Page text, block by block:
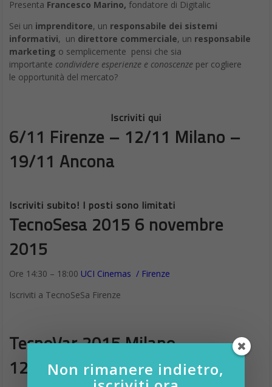
Presenta Francesco Marino, fondatore di Digitalic
Sei un imprenditore, un responsabile dei sistemi
informativi, un direttore commerciale, un responsabile
marketing o semplicemente pensi che sia
importante condividere esperienze e conoscenze per cogliere
le opportunità del mercato?
Iscriviti qui
6/11 Firenze – 12/11 Milano –
19/11 Ancona
Iscriviti subito! I posti sono limitati
TecnoSesa 2015 6 novembre
2015
Ore 14:30 – 18:00 UCI Cinemas / Firenze
Iscriviti a TecnoSeSa Firenze
TecnoVar 2015 Milano
12 novembre 2015
Non rimanere indietro,